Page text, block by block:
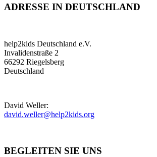
ADRESSE IN DEUTSCHLAND
help2kids Deutschland e.V.
Invalidenstraße 2
66292 Riegelsberg
Deutschland
David Weller:
david.weller@help2kids.org
BEGLEITEN SIE UNS